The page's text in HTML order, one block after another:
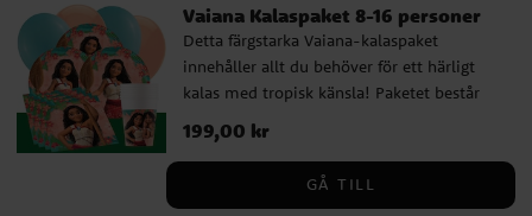
Vaiana Kalaspaket 8-16 personer
Detta färgstarka Vaiana-kalaspaket
innehåller allt du behöver för ett härligt
kalas med tropisk känsla! Paketet består
av tallrikar (23 cm), pappmuggar (200 ml)
och servetter (33 x 33 cm) för 8 eller 16
personer. Dessutom ingår 10 turkosa och
10 persikofärgade ballonger som skapar en
Pris:199,00 kr
199,00 kr
GÅ TILL